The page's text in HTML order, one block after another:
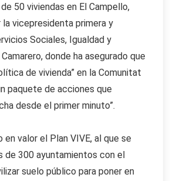
50 viviendas en El Campello,
la vicepresidenta primera y
Sociales, Igualdad y
donde ha asegurado que
de vivienda” en la Comunitat
paquete de acciones que
desde el primer minuto”.
en valor el Plan VIVE, al que se
de 300 ayuntamientos con el
suelo público para poner en